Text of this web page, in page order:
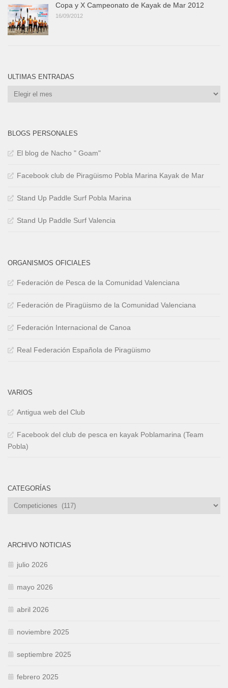
Copa y X Campeonato de Kayak de Mar 2012
16/09/2012
ULTIMAS ENTRADAS
Ultimas
BLOGS PERSONALES
El blog de Nacho " Goam"
Facebook club de Piragüismo Pobla Marina Kayak de Mar
Stand Up Paddle Surf Pobla Marina
Stand Up Paddle Surf Valencia
ORGANISMOS OFICIALES
Federación de Pesca de la Comunidad Valenciana
Federación de Piragüismo de la Comunidad Valenciana
Federación Internacional de Canoa
Real Federación Española de Piragüismo
VARIOS
Antigua web del Club
Facebook del club de pesca en kayak Poblamarina (Team
Pobla)
CATEGORÍAS
Categorías
ARCHIVO NOTICIAS
julio 2026
mayo 2026
abril 2026
noviembre 2025
septiembre 2025
febrero 2025